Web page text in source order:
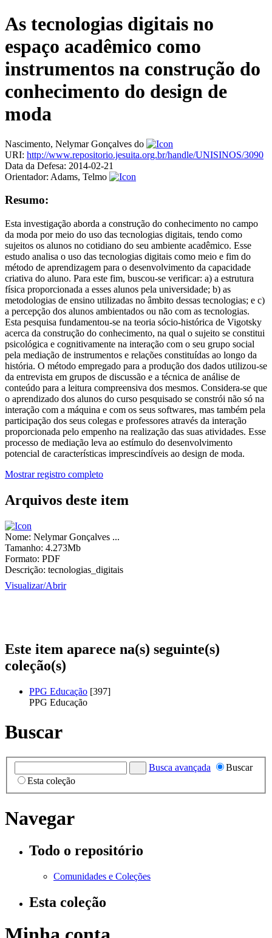
As tecnologias digitais no
espaço acadêmico como
instrumentos na construção do
conhecimento do design de
moda
Nascimento, Nelymar Gonçalves do
URI: http://www.repositorio.jesuita.org.br/handle/UNISINOS/3090
Data da Defesa: 2014-02-21
Orientador: Adams, Telmo
Resumo:
Esta investigação aborda a construção do conhecimento no campo
da moda por meio do uso das tecnologias digitais, tendo como
sujeitos os alunos no cotidiano do seu ambiente acadêmico. Esse
estudo analisa o uso das tecnologias digitais como meio e fim do
método de aprendizagem para o desenvolvimento da capacidade
criativa do aluno. Para este fim, buscou-se verificar: a) a estrutura
física proporcionada a esses alunos pela universidade; b) as
metodologias de ensino utilizadas no âmbito dessas tecnologias; e c)
a percepção dos alunos ambientados ou não com as tecnologias.
Esta pesquisa fundamentou-se na teoria sócio-histórica de Vigotsky
acerca da construção do conhecimento, na qual o sujeito se constitui
psicológica e cognitivamente na interação com o seu grupo social
pela mediação de instrumentos e relações constituídas ao longo da
história. O método empregado para a produção dos dados utilizou-se
da entrevista em grupos de discussão e a técnica de análise de
conteúdo para a leitura compreensiva dos mesmos. Considera-se que
o aprendizado dos alunos do curso pesquisado se constrói não só na
interação com a máquina e com os seus softwares, mas também pela
participação dos seus colegas e professores através da interação
proporcionada pelo empenho na realização das suas atividades. Esse
processo de mediação leva ao estímulo do desenvolvimento
potencial de características imprescindíveis ao design de moda.
Mostrar registro completo
Arquivos deste item
Nome: Nelymar Gonçalves ...
Tamanho: 4.273Mb
Formato: PDF
Descrição: tecnologias_digitais
Visualizar/Abrir
Este item aparece na(s) seguinte(s)
coleção(s)
PPG Educação [397]
PPG Educação
Buscar
Busca avançada
Buscar
Esta coleção
Navegar
Todo o repositório
Comunidades e Coleções
Esta coleção